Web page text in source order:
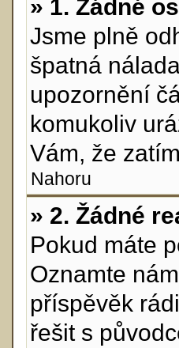
» 1. Žádné
Jsme plně
špatná
upozornění
komukoliv
Vám, že
Nahoru
» 2. Žádné
Pokud máte
Oznamte
příspěvěk
řešit s